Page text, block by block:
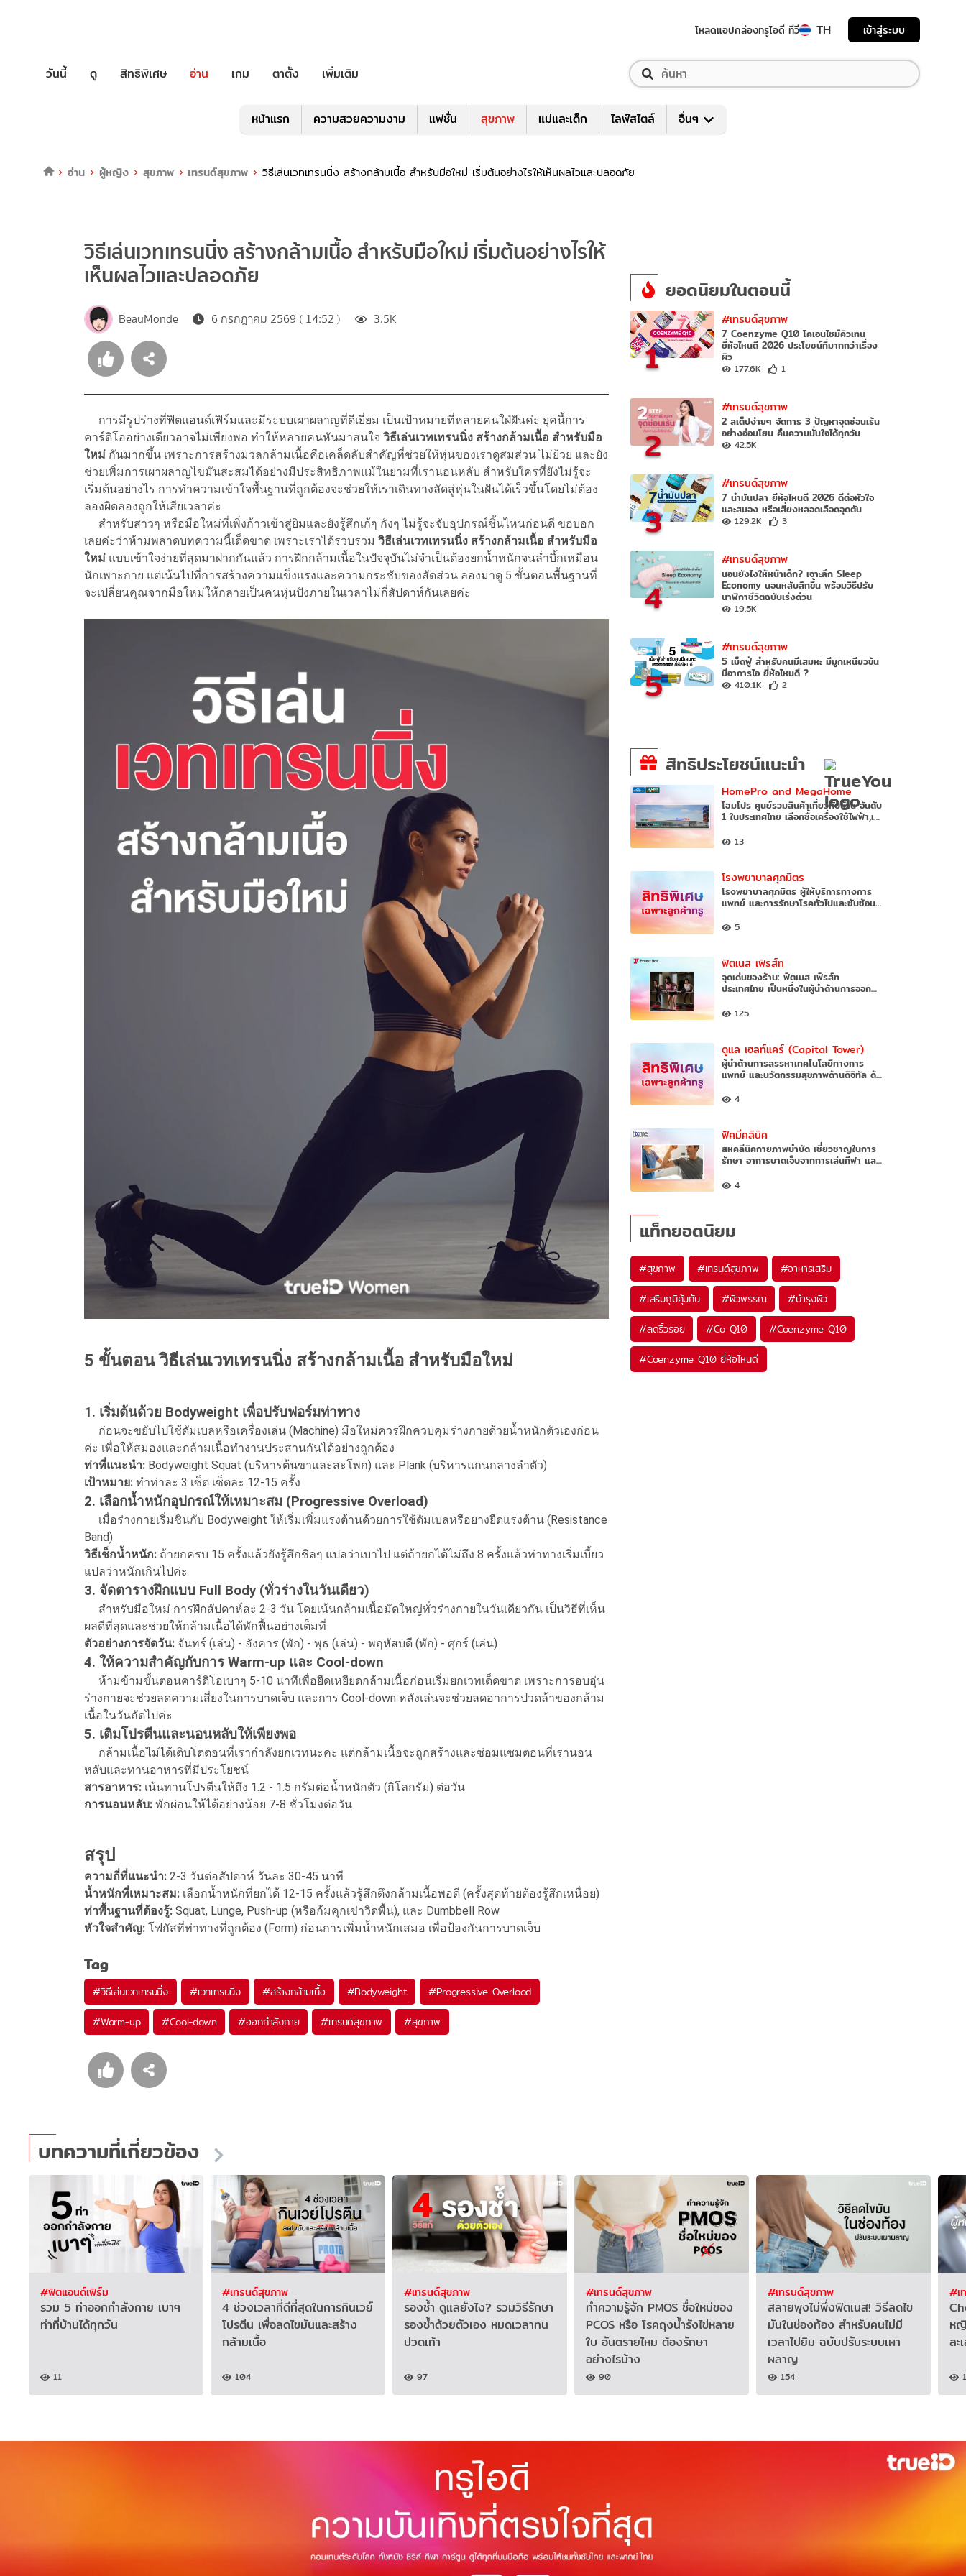
โหลดแอปกล่องทรูไอดี ทีวี TH เข้าสู่ระบบ
วันนี้ ดู สิทธิพิเศษ อ่าน เกม ตาตั้ง เพิ่มเติม
หน้าแรก ความสวยความงาม แฟชั่น สุขภาพ แม่และเด็ก ไลฟ์สไตล์ อื่นๆ
อ่าน ผู้หญิง สุขภาพ เทรนด์สุขภาพ วิธีเล่นเวทเทรนนิ่ง สร้างกล้ามเนื้อ สำหรับมือใหม่ เริ่มต้นอย่างไรให้เห็นผลไวและปลอดภัย
วิธีเล่นเวทเทรนนิ่ง สร้างกล้ามเนื้อ สำหรับมือใหม่ เริ่มต้นอย่างไรให้
เห็นผลไวและปลอดภัย
BeauMonde 6 กรกฎาคม 2569 ( 14:52 ) 3.5K
การมีรูปร่างที่ฟิตแอนด์เฟิร์มและมีระบบเผาผลาญที่ดีเยี่ยม เป็นเป้าหมายที่หลายคนใฝ่ฝันค่ะ ยุคนี้การ
คาร์ดิโออย่างเดียวอาจไม่เพียงพอ ทำให้หลายคนหันมาสนใจ วิธีเล่นเวทเทรนนิ่ง สร้างกล้ามเนื้อ สำหรับมือ
ใหม่ กันมากขึ้น เพราะการสร้างมวลกล้ามเนื้อคือเคล็ดลับสำคัญที่ช่วยให้หุ่นของเราดูสมส่วน ไม่ย้วย และยัง
ช่วยเพิ่มการเผาผลาญไขมันสะสมได้อย่างมีประสิทธิภาพแม้ในยามที่เรานอนหลับ สำหรับใครที่ยังไม่รู้จะ
เริ่มต้นอย่างไร การทำความเข้าใจพื้นฐานที่ถูกต้องจะช่วยให้เราเดินทางลัดสู่หุ่นในฝันได้เร็วขึ้นโดยไม่ต้อง
ลองผิดลองถูกให้เสียเวลาค่ะ
สำหรับสาวๆ หรือมือใหม่ที่เพิ่งก้าวเข้าสู่ยิมและยังรู้สึกเก้ๆ กังๆ ไม่รู้จะจับอุปกรณ์ชิ้นไหนก่อนดี ขอบอก
เลยค่ะว่าห้ามพลาดบทความนี้เด็ดขาด เพราะเราได้รวบรวม วิธีเล่นเวทเทรนนิ่ง สร้างกล้ามเนื้อ สำหรับมือ
ใหม่ แบบเข้าใจง่ายที่สุดมาฝากกันแล้ว การฝึกกล้ามเนื้อในปัจจุบันไม่จำเป็นต้องยกน้ำหนักจนล่ำบึ้กเหมือน
นักเพาะกาย แต่เน้นไปที่การสร้างความแข็งแรงและความกระชับของสัดส่วน ลองมาดู 5 ขั้นตอนพื้นฐานที่
จะเปลี่ยนคุณจากมือใหม่ให้กลายเป็นคนหุ่นปังภายในเวลาไม่กี่สัปดาห์กันเลยค่ะ
5 ขั้นตอน วิธีเล่นเวทเทรนนิ่ง สร้างกล้ามเนื้อ สำหรับมือใหม่
1. เริ่มต้นด้วย Bodyweight เพื่อปรับฟอร์มท่าทาง
ก่อนจะขยับไปใช้ดัมเบลหรือเครื่องเล่น (Machine) มือใหม่ควรฝึกควบคุมร่างกายด้วยน้ำหนักตัวเองก่อน
ค่ะ เพื่อให้สมองและกล้ามเนื้อทำงานประสานกันได้อย่างถูกต้อง
ท่าที่แนะนำ: Bodyweight Squat (บริหารต้นขาและสะโพก) และ Plank (บริหารแกนกลางลำตัว)
เป้าหมาย: ทำท่าละ 3 เซ็ต เซ็ตละ 12-15 ครั้ง
2. เลือกน้ำหนักอุปกรณ์ให้เหมาะสม (Progressive Overload)
เมื่อร่างกายเริ่มชินกับ Bodyweight ให้เริ่มเพิ่มแรงต้านด้วยการใช้ดัมเบลหรือยางยืดแรงต้าน (Resistance
Band)
วิธีเช็กน้ำหนัก: ถ้ายกครบ 15 ครั้งแล้วยังรู้สึกชิลๆ แปลว่าเบาไป แต่ถ้ายกได้ไม่ถึง 8 ครั้งแล้วท่าทางเริ่มเบี้ยว
แปลว่าหนักเกินไปค่ะ
3. จัดตารางฝึกแบบ Full Body (ทั่วร่างในวันเดียว)
สำหรับมือใหม่ การฝึกสัปดาห์ละ 2-3 วัน โดยเน้นกล้ามเนื้อมัดใหญ่ทั่วร่างกายในวันเดียวกัน เป็นวิธีที่เห็น
ผลดีที่สุดและช่วยให้กล้ามเนื้อได้พักฟื้นอย่างเต็มที่
ตัวอย่างการจัดวัน: จันทร์ (เล่น) - อังคาร (พัก) - พุธ (เล่น) - พฤหัสบดี (พัก) - ศุกร์ (เล่น)
4. ให้ความสำคัญกับการ Warm-up และ Cool-down
ห้ามข้ามขั้นตอนคาร์ดิโอเบาๆ 5-10 นาทีเพื่อยืดเหยียดกล้ามเนื้อก่อนเริ่มยกเวทเด็ดขาด เพราะการอบอุ่น
ร่างกายจะช่วยลดความเสี่ยงในการบาดเจ็บ และการ Cool-down หลังเล่นจะช่วยลดอาการปวดล้าของกล้าม
เนื้อในวันถัดไปค่ะ
5. เติมโปรตีนและนอนหลับให้เพียงพอ
กล้ามเนื้อไม่ได้เติบโตตอนที่เรากำลังยกเวทนะคะ แต่กล้ามเนื้อจะถูกสร้างและซ่อมแซมตอนที่เรานอน
หลับและทานอาหารที่มีประโยชน์
สารอาหาร: เน้นทานโปรตีนให้ถึง 1.2 - 1.5 กรัมต่อน้ำหนักตัว (กิโลกรัม) ต่อวัน
การนอนหลับ: พักผ่อนให้ได้อย่างน้อย 7-8 ชั่วโมงต่อวัน
สรุป
ความถี่ที่แนะนำ: 2-3 วันต่อสัปดาห์ วันละ 30-45 นาที
น้ำหนักที่เหมาะสม: เลือกน้ำหนักที่ยกได้ 12-15 ครั้งแล้วรู้สึกตึงกล้ามเนื้อพอดี (ครั้งสุดท้ายต้องรู้สึกเหนื่อย)
ท่าพื้นฐานที่ต้องรู้: Squat, Lunge, Push-up (หรือก้มคุกเข่าวิดพื้น), และ Dumbbell Row
หัวใจสำคัญ: โฟกัสที่ท่าทางที่ถูกต้อง (Form) ก่อนการเพิ่มน้ำหนักเสมอ เพื่อป้องกันการบาดเจ็บ
Tag
#วิธีเล่นเวทเทรนนิ่ง #เวทเทรนนิ่ง #สร้างกล้ามเนื้อ #Bodyweight #Progressive Overload
#Warm-up #Cool-down #ออกกำลังกาย #เทรนด์สุขภาพ #สุขภาพ
ยอดนิยมในตอนนี้
1
#เทรนด์สุขภาพ
7 Coenzyme Q10 โคเอนไซม์คิวเทน
ยี่ห้อไหนดี 2026 ประโยชน์ที่มากกว่าเรื่อง
ผิว
177.6K 1
2
#เทรนด์สุขภาพ
2 สเต็ปง่ายๆ จัดการ 3 ปัญหาจุดซ่อนเร้น
อย่างอ่อนโยน คืนความมั่นใจได้ทุกวัน
42.5K
3
#เทรนด์สุขภาพ
7 น้ำมันปลา ยี่ห้อไหนดี 2026 ดีต่อหัวใจ
และสมอง หรือเสี่ยงหลอดเลือดอุดตัน
129.2K 3
4
#เทรนด์สุขภาพ
นอนยังไงให้หน้าเด็ก? เจาะลึก Sleep
Economy นอนหลับลึกขึ้น พร้อมวิธีปรับ
นาฬิกาชีวิตฉบับเร่งด่วน
19.5K
5
#เทรนด์สุขภาพ
5 เม็ดฟู่ สำหรับคนมีเสมหะ มีมูกเหนียวข้น
มีอาการไอ ยี่ห้อไหนดี ?
410.1K 2
สิทธิประโยชน์แนะนำ
HomePro and MegaHome
โฮมโปร ศูนย์รวมสินค้าเกี่ยวกับบ้าน อันดับ
1 ในประเทศไทย เลือกซื้อเครื่องใช้ไฟฟ้า,เ…
13
โรงพยาบาลศุภมิตร
โรงพยาบาลศุภมิตร ผู้ให้บริการทางการ
แพทย์ และการรักษาโรคทั่วไปและซับซ้อน…
5
ฟิตเนส เฟิรส์ท
จุดเด่นของร้าน: ฟิตเนส เฟิรส์ท
ประเทศไทย เป็นหนึ่งในผู้นำด้านการออก…
125
ดูแล เฮลท์แคร์ (Capital Tower)
ผู้นำด้านการสรรหาเทคโนโลยีทางการ
แพทย์ และนวัตกรรมสุขภาพด้านดิจิทัล ด้…
4
ฟิคมีคลินิค
สหคลีนิคกายภาพบำบัด เชี่ยวชาญในการ
รักษา อาการบาดเจ็บจากการเล่นกีฬา แล…
4
แท็กยอดนิยม
#สุขภาพ #เทรนด์สุขภาพ #อาหารเสริม
#เสริมภูมิคุ้มกัน #ผิวพรรณ #บำรุงผิว
#ลดริ้วรอย #Co Q10 #Coenzyme Q10
#Coenzyme Q10 ยี่ห้อไหนดี
บทความที่เกี่ยวข้อง
#ฟิตแอนด์เฟิร์ม
รวม 5 ท่าออกกำลังกาย เบาๆ
ทำที่บ้านได้ทุกวัน
11
#เทรนด์สุขภาพ
4 ช่วงเวลาที่ดีที่สุดในการกินเวย์
โปรตีน เพื่อลดไขมันและสร้าง
กล้ามเนื้อ
104
#เทรนด์สุขภาพ
รองช้ำ ดูแลยังไง? รวมวิธีรักษา
รองช้ำด้วยตัวเอง หมดเวลาทน
ปวดเท้า
97
#เทรนด์สุขภาพ
ทำความรู้จัก PMOS ชื่อใหม่ของ
PCOS หรือ โรคถุงน้ำรังไข่หลาย
ใบ อันตรายไหม ต้องรักษา
อย่างไรบ้าง
90
#เทรนด์สุขภาพ
สลายพุงไม่พึ่งฟิตเนส! วิธีลดไข
มันในช่องท้อง สำหรับคนไม่มี
เวลาไปยิม ฉบับปรับระบบเผา
ผลาญ
154
#เ
ห
ละ